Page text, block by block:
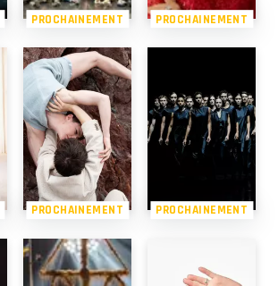
PROCHAINEMENT PROCHAINEMENT
PROCHAINEMENT PROCHAINEMENT